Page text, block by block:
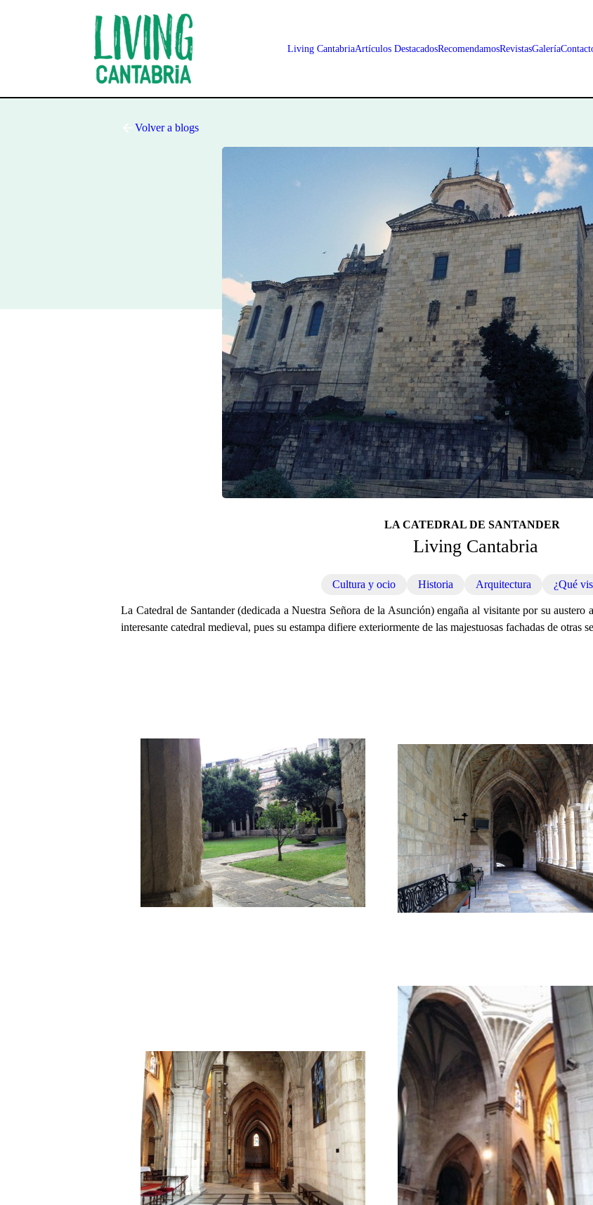
Living CantabriaArtículos DestacadosRecomendamosRevistasGalería
Volver a blogs
LA CATEDRAL DE SANTANDER
Living Cantabria
Cultura y ocio Historia Arquitectura ¿Qué
La Catedral de Santander (dedicada a Nuestra Señora de la Asunción) engaña al visitante por su
interesante catedral medieval, pues su estampa difiere exteriormente de las majestuosas fachadas de otras